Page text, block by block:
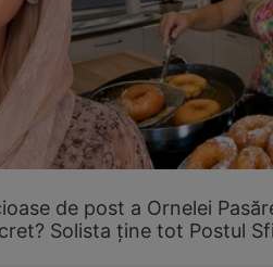
de post a Ornelei
Solista ține tot Postul